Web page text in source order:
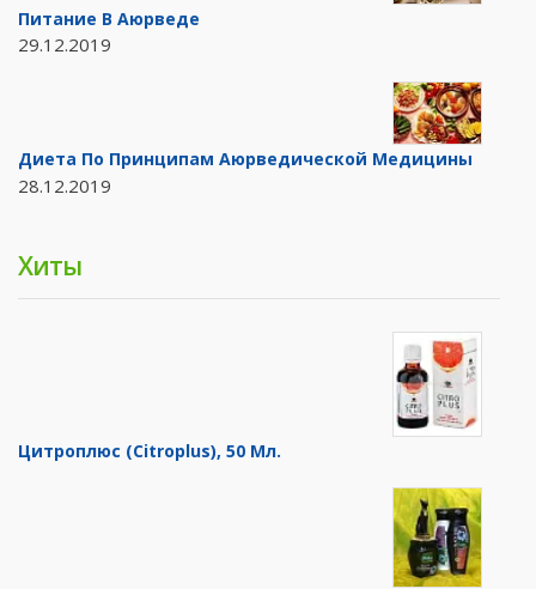
Питание В Аюрведе
29.12.2019
Диета По Принципам Аюрведической Медицины
28.12.2019
Хиты
Цитроплюс (Citroplus), 50 Мл.